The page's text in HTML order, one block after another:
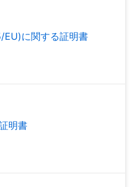
EU)に関する証明書
明書